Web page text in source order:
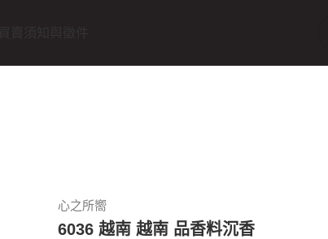
心之所嚮
6036 越南 越南 品香料沉香